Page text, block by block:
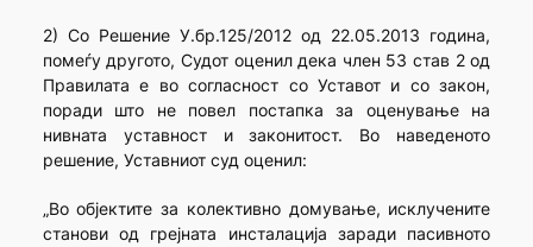
2) Со Решение У.бр.125/2012 од 22.05.2013 година,
помеѓу другото, Судот оценил дека член 53 став 2 од
Правилата е во согласност со Уставот и со закон,
поради што не повел постапка за оценување на
нивната уставност и законитост. Во наведеното
решение, Уставниот суд оценил:
„Во објектите за колективно домување, исклучените
станови од грејната инсталација заради пасивното